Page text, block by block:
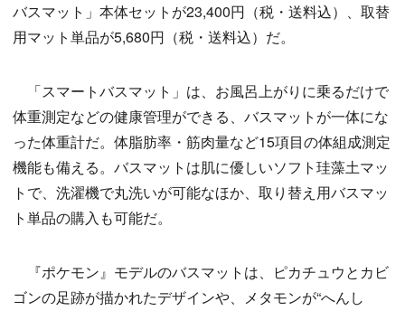
バスマット」本体セットが23,400円（税・送料込）、取替
用マット単品が5,680円（税・送料込）だ。
「スマートバスマット」は、お風呂上がりに乗るだけで
体重測定などの健康管理ができる、バスマットが一体にな
った体重計だ。体脂肪率・筋肉量など15項目の体組成測定
機能も備える。バスマットは肌に優しいソフト珪藻土マッ
トで、洗濯機で丸洗いが可能なほか、取り替え用バスマッ
ト単品の購入も可能だ。
『ポケモン』モデルのバスマットは、ピカチュウとカビ
ゴンの足跡が描かれたデザインや、メタモンが“へんし